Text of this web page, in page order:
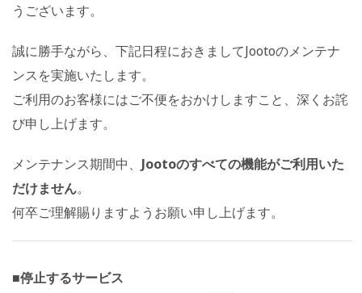
うございます。
誠に勝手ながら、下記日程におきましてJootoのメンテナ
ンスを実施いたします。
ご利用のお客様にはご不便をおかけしますこと、深くお詫
び申し上げます。
メンテナンス期間中、 Jootoのすべての機能がご利用いた
だけません。
何卒ご理解賜りますようお願い申し上げます。
■停止するサービス